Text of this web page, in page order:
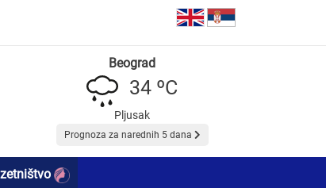
Beograd
34 ºC
Pljusak
Prognoza za narednih 5 dana